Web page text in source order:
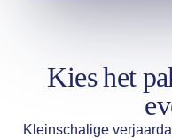
Kies het
Kleinschalige